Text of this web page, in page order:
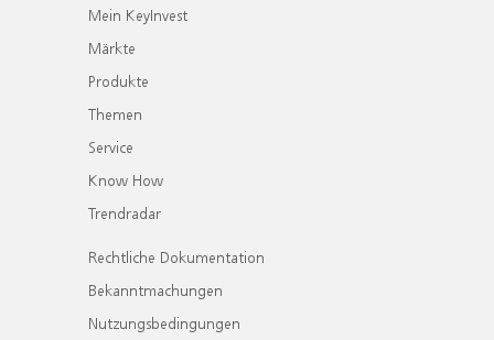
Mein KeyInvest
Märkte
Produkte
Themen
Service
Know How
Trendradar
Rechtliche Dokumentation
Bekanntmachungen
Nutzungsbedingungen